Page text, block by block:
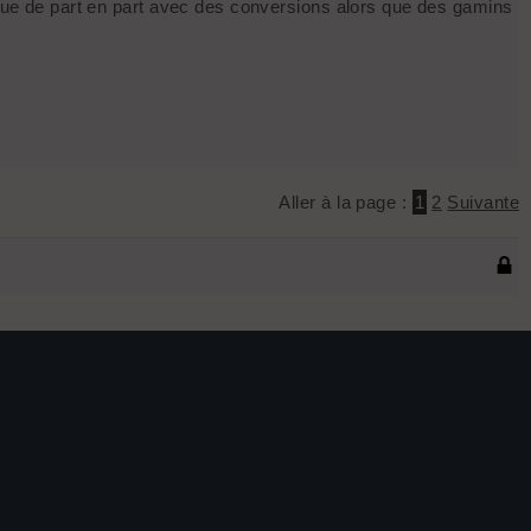
de part en part avec des conversions alors que des gamins
Aller à la page : 1 2 Suivante